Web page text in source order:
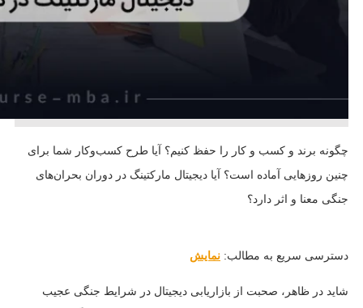
چگونه برند و کسب‌ و‌ کار را حفظ کنیم؟ آیا طرح کسب‌وکار شما برای
چنین روزهایی آماده است؟ آیا دیجیتال مارکتینگ در دوران بحران‌های
جنگی معنا و اثر دارد؟
دسترسی سریع به مطالب: نمایش
شاید در ظاهر، صحبت از بازاریابی دیجیتال در شرایط جنگی عجیب